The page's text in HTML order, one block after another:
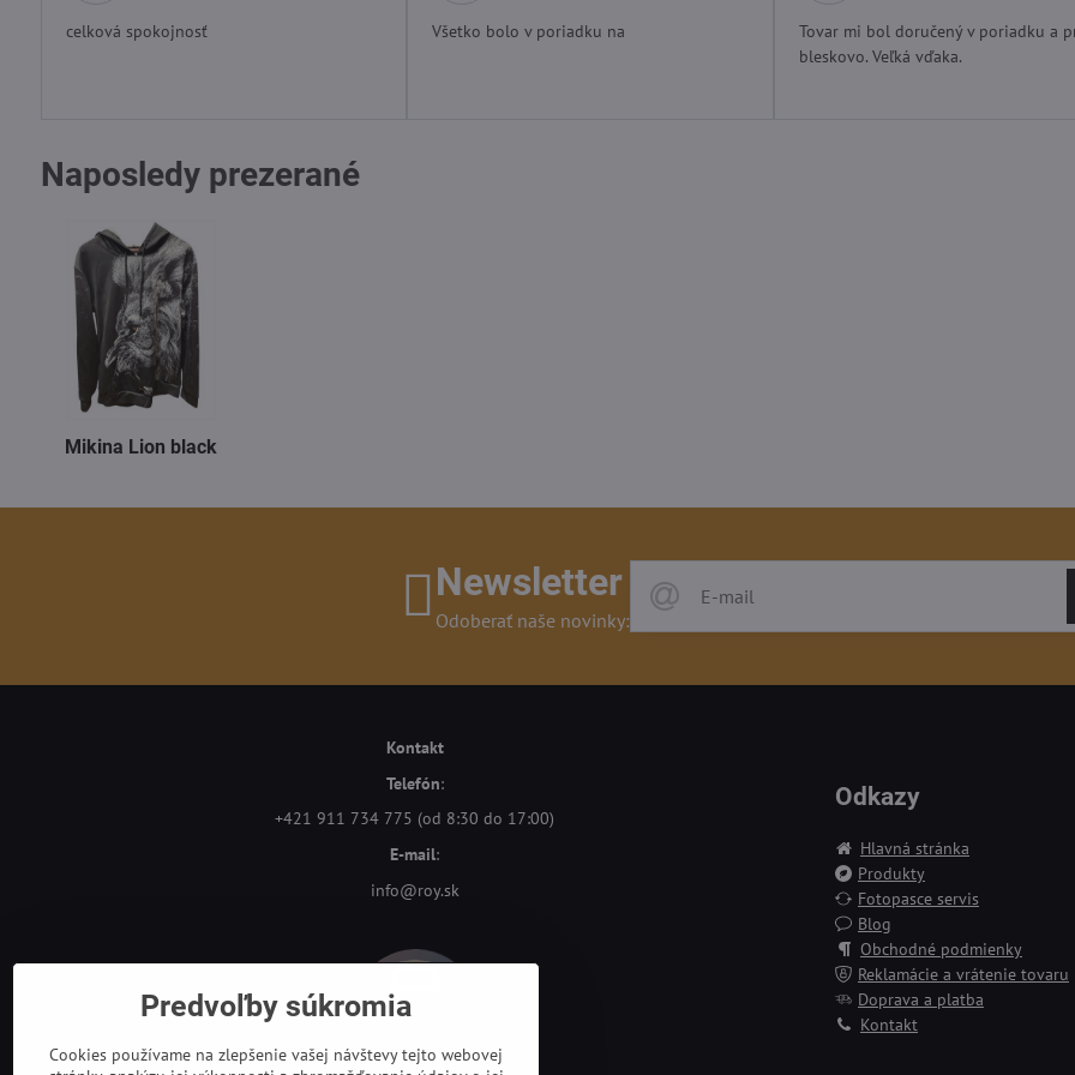
celková spokojnosť Všetko bolo v poriadku na
/
5
Tovar mi bol doručený v poriadku a
bleskovo. Veľká vďaka.
Naposledy prezerané
Mikina Lion black
Newsletter
Odoberať naše novinky:
Kontakt
Telefón:
+421 911 734 775 (od 8:30 do 17:00)
E-mail:
info@roy.sk
Odkazy
Hlavná stránka
Produkty
Fotopasce servis
Blog
Obchodné podmienky
Reklamácie a vrátenie tovaru
Doprava a platba
Kontakt
Predvoľby súkromia
Cookies používame na zlepšenie vašej návštevy tejto webovej